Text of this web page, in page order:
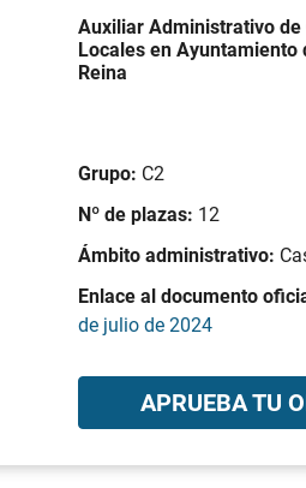
Auxiliar Administrativo de
Locales en Ayuntamiento
Reina
Grupo: C2
Nº de plazas: 12
Ámbito administrativo:
Enlace al documento
de julio de 2024
APRUEBA TU